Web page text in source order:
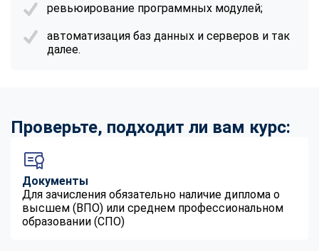
ревьюирование программных модулей;
автоматизация баз данных и серверов и так
далее.
Проверьте, подходит ли вам курс:
Документы
Для зачисления обязательно наличие диплома о
высшем (ВПО) или среднем профессиональном
образовании (СПО)